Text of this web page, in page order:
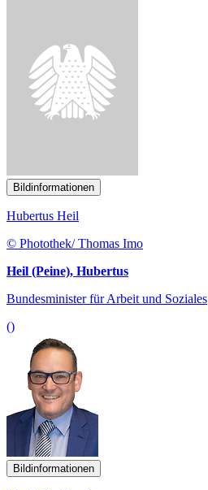
Bildinformationen
Hubertus Heil
© Photothek/ Thomas Imo
Heil (Peine), Hubertus
Bundesminister für Arbeit und Soziales
()
Bildinformationen